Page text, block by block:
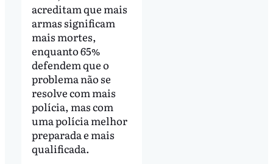
acreditam que mais
armas significam
mais mortes,
enquanto 65%
defendem que o
problema não se
resolve com mais
polícia, mas com
uma polícia melhor
preparada e mais
qualificada.